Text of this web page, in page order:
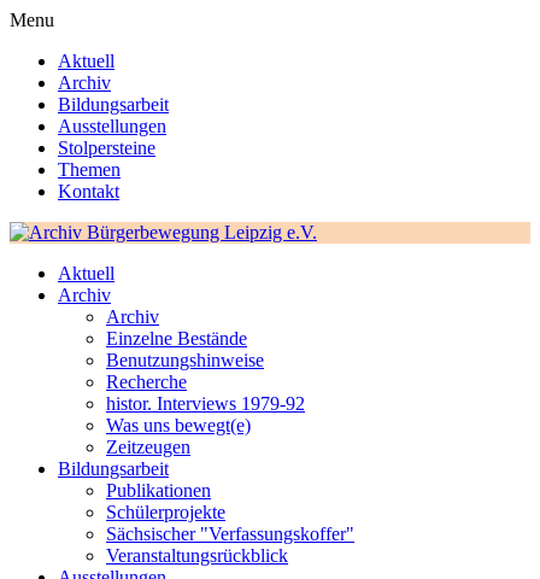
Menu
Aktuell
Archiv
Bildungsarbeit
Ausstellungen
Stolpersteine
Themen
Kontakt
Aktuell
Archiv
Archiv
Einzelne Bestände
Benutzungshinweise
Recherche
histor. Interviews 1979-92
Was uns bewegt(e)
Zeitzeugen
Bildungsarbeit
Publikationen
Schülerprojekte
Sächsischer "Verfassungskoffer"
Veranstaltungsrückblick